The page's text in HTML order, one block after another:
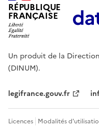
RÉPUBLIQUE
FRANÇAISE
Un produit de la
(DINUM).
legifrance.gouv.fr
Licences Modalités